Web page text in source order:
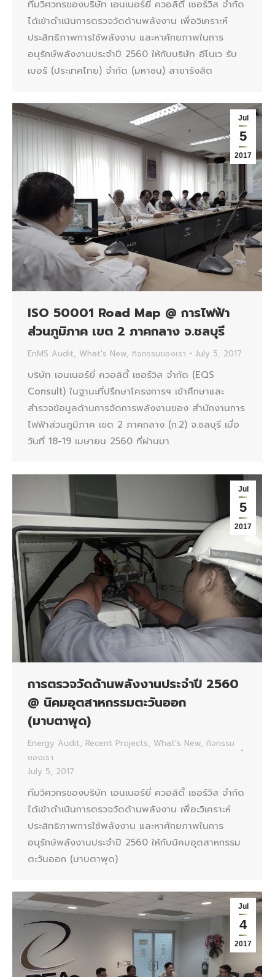
ทีมวิศวกรของบริษัท เอนเนอร์ยี่ ควอลิตี้ เซอร์วิส จำกัด
ได้เข้าดำเนินการตรวจวัดด้านพลังงาน เพื่อวิเคราะห์
ประสิทธิภาพการใช้พลังงาน และหาศักยภาพในการ
อนุรักษ์พลังงานประจำปี 2560 ให้กับบริษัท อีโนเว รับ
เบอร์ (ประเทศไทย) จำกัด (มหาชน) สาขารังสิต
Jul
5
2017
ISO 50001 Road Map @ การไฟฟ้า
ส่วนภูมิภาค เขต 2 ภาคกลาง จ.ชลบุรี
EnMS Audit, What's New, กิจกรรมของเรา July 5, 2017
บริษัท เอนเนอร์ยี่ ควอลิตี้ เซอร์วิส จำกัด (EQS
Consult) ในฐานะที่ปรึกษาโครงการฯ เข้าศึกษาและ
สำรวจข้อมูลด้านการจัดการพลังงานของ สำนักงานการ
ไฟฟ้าส่วนภูมิภาค เขต 2 ภาคกลาง (ก.2) จ.ชลบุรี เมื่อ
วันที่ 18-19 เมษายน 2560 ที่ผ่านมา
Jul
5
2017
การตรวจวัดด้านพลังงานประจำปี 2560
@ นิคมอุตสาหกรรมตะวันออก
(มาบตาพุด)
Energy Audit, Recent Projects, What's New, กิจกรรม
ของเรา
July 5, 2017
ทีมวิศวกรของบริษัท เอนเนอร์ยี่ ควอลิตี้ เซอร์วิส จำกัด
ได้เข้าดำเนินการตรวจวัดด้านพลังงาน เพื่อะวิเคราะห์
ประสิทธิภาพการใช้พลังงาน และหาศักยภาพในการ
อนุรักษ์พลังงานประจำปี 2560 ให้กับนิคมอุตสาหกรรม
ตะวันออก (มาบตาพุด)
Jul
4
2017